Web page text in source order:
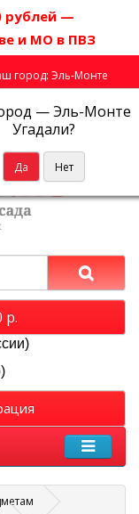
рублей —
и МО в ПВЗ
город: Эль-Монте
—Эль-Монте
Угадали?
кабинет
р.